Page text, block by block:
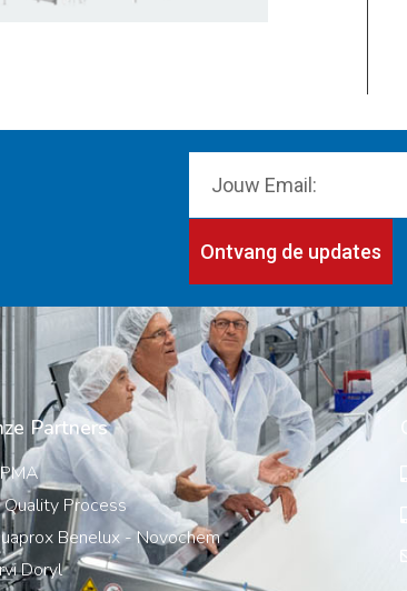
Ontvang de updates
Partners
Process
Benelux - Novochem
Doryl